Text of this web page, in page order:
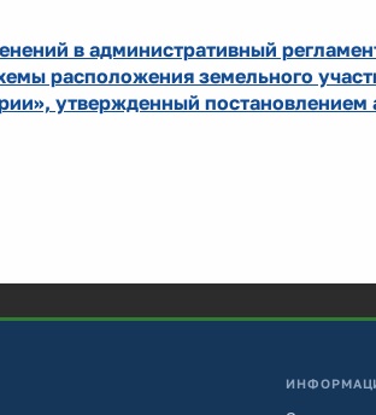
в административный
расположения земельного
утвержденный постановлением